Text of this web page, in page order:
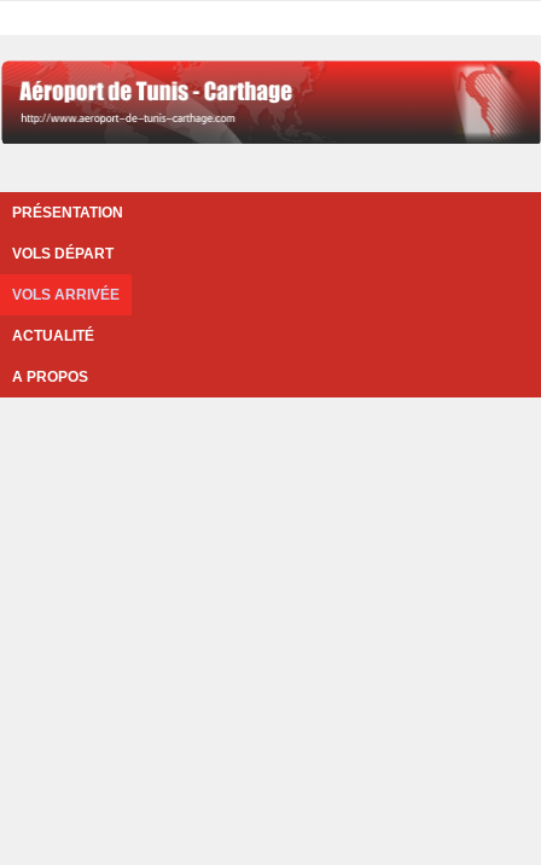
PRÉSENTATION
VOLS DÉPART
VOLS ARRIVÉE
ACTUALITÉ
A PROPOS